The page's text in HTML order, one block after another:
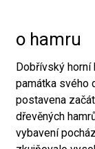
o hamru
Dobřívský horní
památka svého
postavena
dřevěných
vybavení